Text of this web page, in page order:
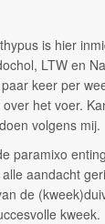
is hier
LTW en
keer per
het voer.
volgens mij.
paramixo
aandacht
de
kweek.